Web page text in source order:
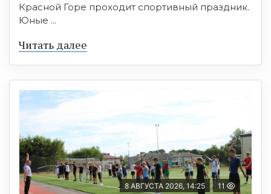
Красной Горе проходит спортивный праздник.
Юные ...
Читать далее
8 АВГУСТА 2026, 14:25 11